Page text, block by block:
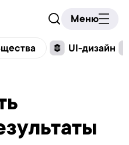
Меню
UI-дизайн